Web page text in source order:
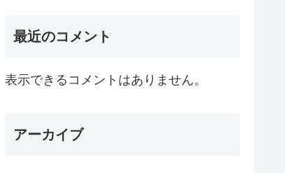
最近のコメント
表示できるコメントはありません。
アーカイブ